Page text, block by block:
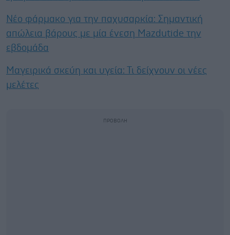
Νέο φάρμακο για την παχυσαρκία: Σημαντική
απώλεια βάρους με μία ένεση Mazdutide την
εβδομάδα
Μαγειρικά σκεύη και υγεία: Τι δείχνουν οι νέες
μελέτες